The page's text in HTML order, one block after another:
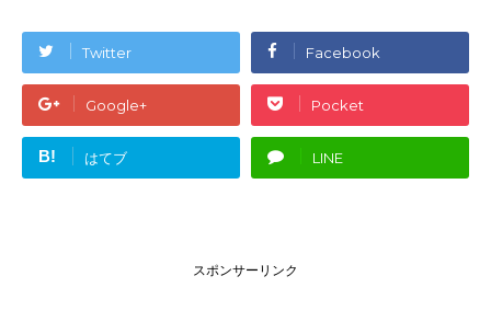
Twitter Facebook
Google+ Pocket
B! はてブ LINE
スポンサーリンク